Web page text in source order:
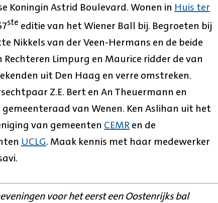
Koningin Astrid Boulevard. Wonen in Huis ter
ste editie van het Wiener Ball bij. Begroeten bij
Nikkels van der Veen-Hermans en de beide
Limpurg en Maurice ridder de van
uit Den Haag en verre omstreken.
Z.E. Bert en An Theuermann en
van Wenen. Ken Aslihan uit het
van gemeenten CEMRen de
UCLG. Maak kennis met haar medewerker
voor het eerst een Oostenrijks bal